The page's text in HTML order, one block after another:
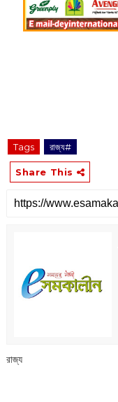
Tags রাজ্য#
Share This
রাজ্য